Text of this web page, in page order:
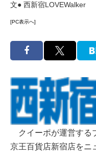
文● 西新宿LOVEWalker
[PC表示へ]
クイーポが運営する
京王百貨店新宿店をニ